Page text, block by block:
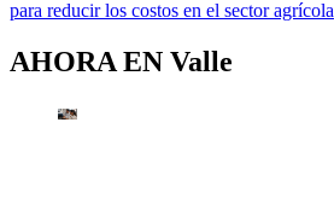
para reducir los costos en el sector agrícola
AHORA EN Valle